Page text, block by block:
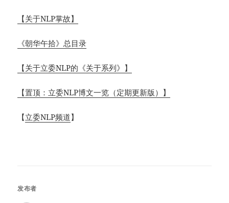
【关于NLP掌故】
《朝华午拾》总目录
【关于立委NLP的《关于系列》】
【置顶：立委NLP博文一览（定期更新版）】
【立委NLP频道】
发布者